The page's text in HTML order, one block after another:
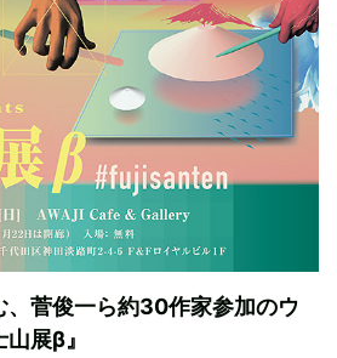
、菅俊一ら約30作家参加のウ
展β』